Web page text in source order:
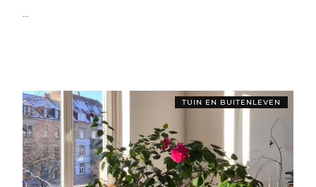
...
TUIN EN BUITENLEVEN